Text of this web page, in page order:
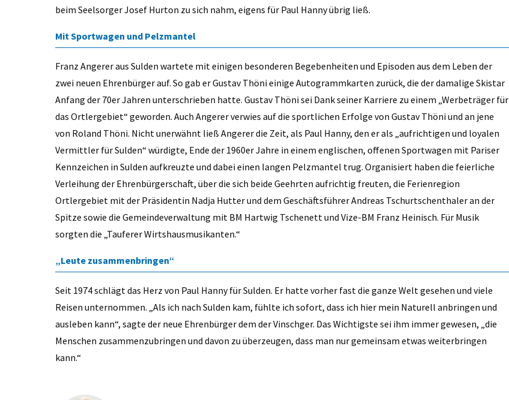
beim Seelsorger Josef Hurton zu sich nahm, eigens für Paul Hanny übrig ließ.
Mit Sportwagen und Pelzmantel
Franz Angerer aus Sulden wartete mit einigen besonderen Begebenheiten und Episoden aus dem Leben der
zwei neuen Ehrenbürger auf. So gab er Gustav Thöni einige Autogrammkarten zurück, die der damalige Skistar
Anfang der 70er Jahren unterschrieben hatte. Gustav Thöni sei Dank seiner Karriere zu einem „Werbeträger für
das Ortlergebiet“ geworden. Auch Angerer verwies auf die sportlichen Erfolge von Gustav Thöni und an jene
von Roland Thöni. Nicht unerwähnt ließ Angerer die Zeit, als Paul Hanny, den er als „aufrichtigen und loyalen
Vermittler für Sulden“ würdigte, Ende der 1960er Jahre in einem englischen, offenen Sportwagen mit Pariser
Kennzeichen in Sulden aufkreuzte und dabei einen langen Pelzmantel trug. Organisiert haben die feierliche
Verleihung der Ehrenbürgerschaft, über die sich beide Geehrten aufrichtig freuten, die Ferienregion
Ortlergebiet mit der Präsidentin Nadja Hutter und dem Geschäftsführer Andreas Tschurtschenthaler an der
Spitze sowie die Gemeindeverwaltung mit BM Hartwig Tschenett und Vize-BM Franz Heinisch. Für Musik
sorgten die „Tauferer Wirtshausmusikanten.“
„Leute zusammenbringen“
Seit 1974 schlägt das Herz von Paul Hanny für Sulden. Er hatte vorher fast die ganze Welt gesehen und viele
Reisen unternommen. „Als ich nach Sulden kam, fühlte ich sofort, dass ich hier mein Naturell anbringen und
ausleben kann“, sagte der neue Ehrenbürger dem der Vinschger. Das Wichtigste sei ihm immer gewesen, „die
Menschen zusammenzubringen und davon zu überzeugen, dass man nur gemeinsam etwas weiterbringen
kann.“